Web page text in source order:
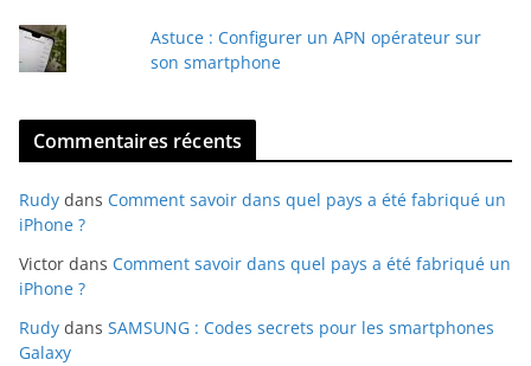
Astuce : Configurer un APN opérateur sur
son smartphone
Commentaires récents
Rudy dans Comment savoir dans quel pays a été fabriqué un
iPhone ?
Victor dans Comment savoir dans quel pays a été fabriqué un
iPhone ?
Rudy dans SAMSUNG : Codes secrets pour les smartphones
Galaxy